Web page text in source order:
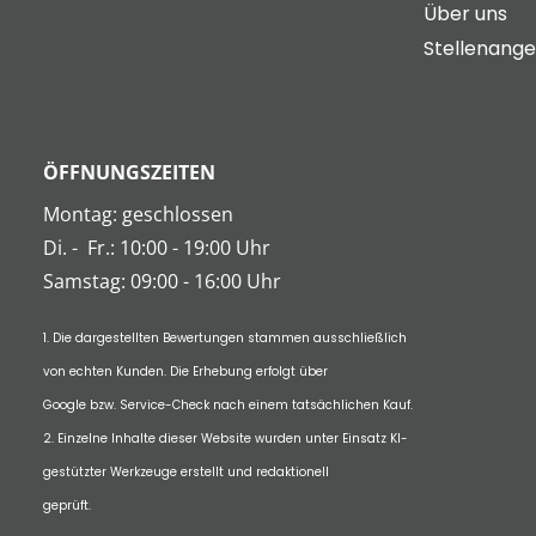
Über uns
ÖFFNUNGSZEITEN
Montag: geschlossen
Di. - Fr.: 10:00 - 19:00 Uhr
Samstag: 09:00 - 16:00 Uhr
1. Die dargestellten Bewertungen stammen ausschließlich
von echten Kunden. Die Erhebung erfolgt über
Google bzw. Service-Check nach einem tatsächlichen Kauf.
2. Einzelne Inhalte dieser Website wurden unter Einsatz KI-
gestützter Werkzeuge erstellt und redaktionell
geprüft.